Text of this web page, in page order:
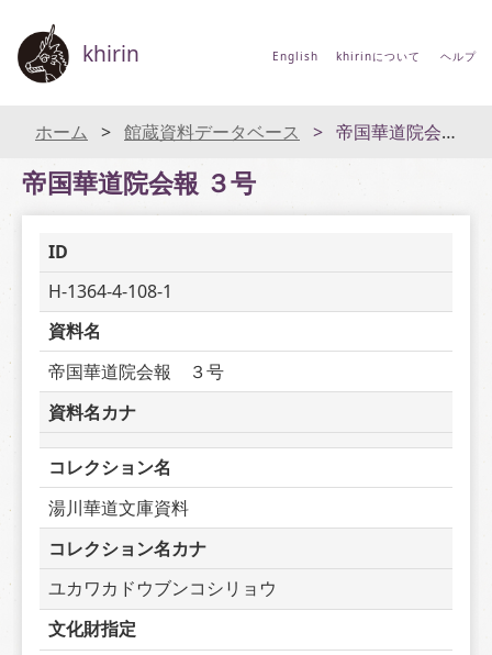
khirin English khirinについて ヘルプ
ホーム 館蔵資料データベース 帝国華道院会報 ３号
帝国華道院会報 ３号
ID
H-1364-4-108-1
資料名
帝国華道院会報　３号
資料名カナ
コレクション名
湯川華道文庫資料
コレクション名カナ
ユカワカドウブンコシリョウ
文化財指定